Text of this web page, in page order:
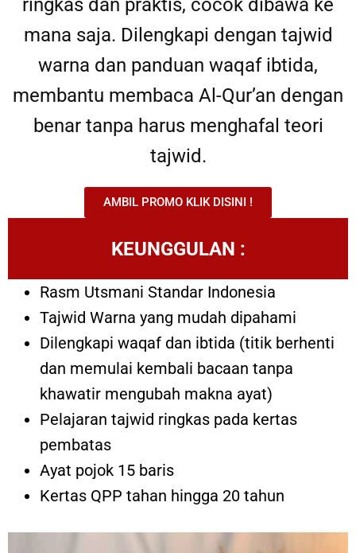
ringkas dan praktis, cocok dibawa ke
mana saja. Dilengkapi dengan tajwid
warna dan panduan waqaf ibtida,
membantu membaca Al-Qur’an dengan
benar tanpa harus menghafal teori
tajwid.
AMBIL PROMO KLIK DISINI !
KEUNGGULAN :
Rasm Utsmani Standar Indonesia
Tajwid Warna yang mudah dipahami
Dilengkapi waqaf dan ibtida (titik berhenti
dan memulai kembali bacaan tanpa
khawatir mengubah makna ayat)
Pelajaran tajwid ringkas pada kertas
pembatas
Ayat pojok 15 baris
Kertas QPP tahan hingga 20 tahun